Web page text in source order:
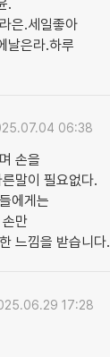
.
은.세일좋아
날은라.하루
06:38
손을
말이 필요없다.
에게는
만
느낌을 받습니다.
17:28